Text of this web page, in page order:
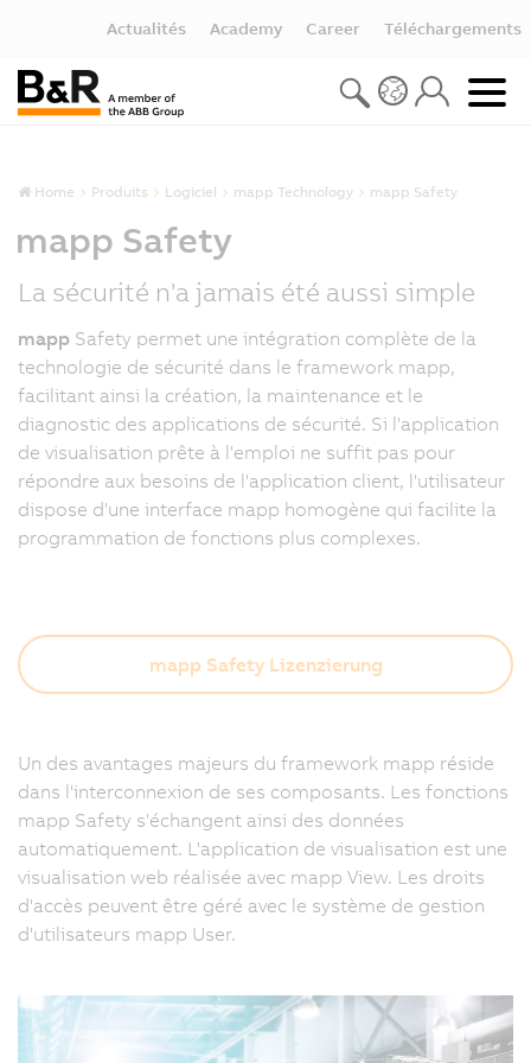
Actualités Academy Career Téléchargements
Home Produits Logiciel mapp Technology mapp Safety
mapp Safety
La sécurité n'a jamais été aussi simple
mapp Safety permet une intégration complète de la
technologie de sécurité dans le framework mapp,
facilitant ainsi la création, la maintenance et le
diagnostic des applications de sécurité. Si l'application
de visualisation prête à l'emploi ne suffit pas pour
répondre aux besoins de l'application client, l'utilisateur
dispose d'une interface mapp homogène qui facilite la
programmation de fonctions plus complexes.
mapp Safety Lizenzierung
Un des avantages majeurs du framework mapp réside
dans l'interconnexion de ses composants. Les fonctions
mapp Safety s'échangent ainsi des données
automatiquement. L'application de visualisation est une
visualisation web réalisée avec mapp View. Les droits
d'accès peuvent être géré avec le système de gestion
d'utilisateurs mapp User.